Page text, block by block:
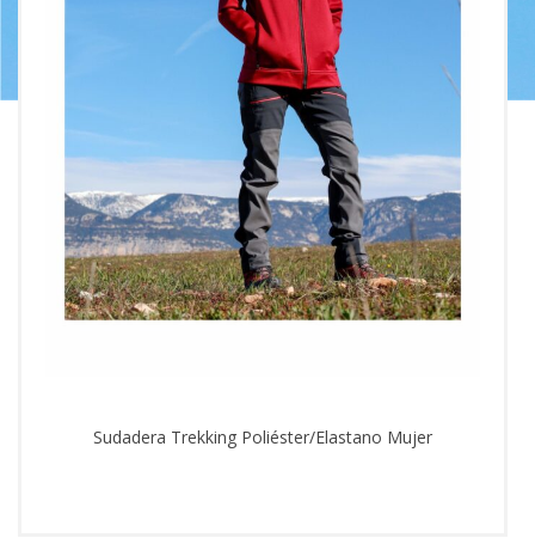
Sudadera Trekking Poliéster/Elastano Mujer